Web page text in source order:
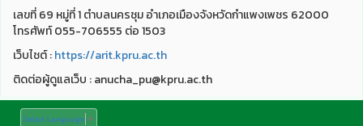
เลขที่ 69 หมู่ที่ 1 ตำบลนครชุม อำเภอเมืองจังหวัดกำแพงเพชร 62000
โทรศัพท์ 055-706555 ต่อ 1503
เว็บไชต์ :https://arit.kpru.ac.th
ติดต่อผู้ดูแลเว็บ : anucha_pu@kpru.ac.th
Select Language ▼